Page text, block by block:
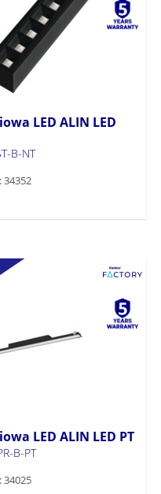
LED ALIN LED
B-NT
LED ALIN LED PT
B-PT